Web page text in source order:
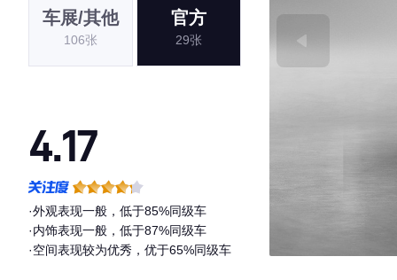
车展/其他
106张
官方
29张
4.17
·外观表现一般，低于85%同级车
·内饰表现一般，低于87%同级车
·空间表现较为优秀，优于65%同级车